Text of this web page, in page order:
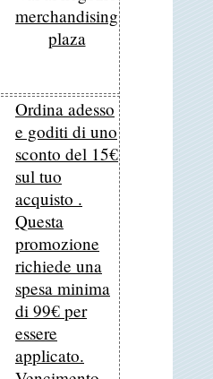
merchandising
plaza
Ordina adesso
e goditi di uno
sconto del 15€
sul tuo
acquisto .
Questa
promozione
richiede una
spesa minima
di 99€ per
essere
applicato.